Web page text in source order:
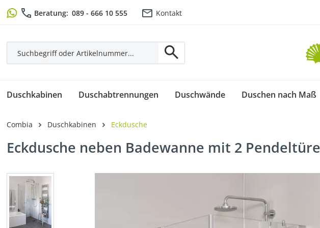
Hauptinhalt springen
Zur Suche springen
Zur Hauptnavigation springen
Beratung: 089 - 666 10 555 Kontakt
Duschkabinen Duschabtrennungen Duschwände Duschen nach Maß
Combia Duschkabinen Eckdusche
Eckdusche neben Badewanne mit 2
Bildergalerie überspringen